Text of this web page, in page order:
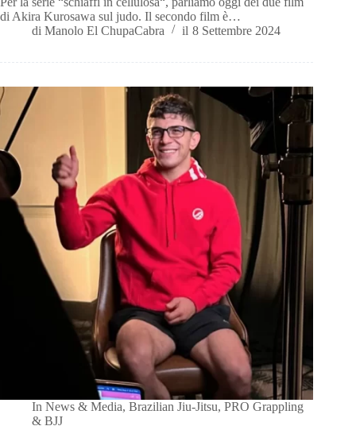
di Akira Kurosawa sul judo. Il secondo film è…
di Manolo El ChupaCabra il 8 Settembre 2024
In News & Media,Brazilian Jiu-Jitsu,PRO Grappling
& BJJ